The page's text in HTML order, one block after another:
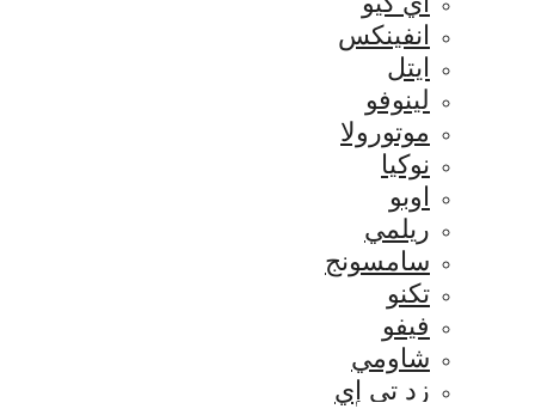
انفينكس
ايتل
لينوفو
موتورولا
نوكيا
اوبو
ريلمي
سامسونج
تكنو
فيفو
شاومي
زد تي إي